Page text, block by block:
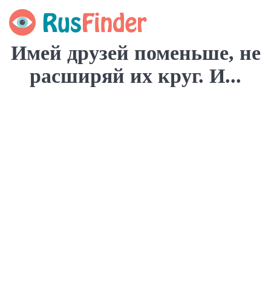
Имей друзей поменьше, не
расширяй их круг. И...